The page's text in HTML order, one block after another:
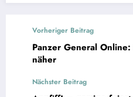
Vorheriger Beitrag
Panzer General
näher
Nächster Beitrag